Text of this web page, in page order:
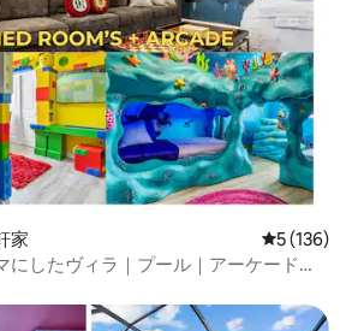
家 レビュー
5 (136)
にしたヴィラ｜プール｜アーケード｜